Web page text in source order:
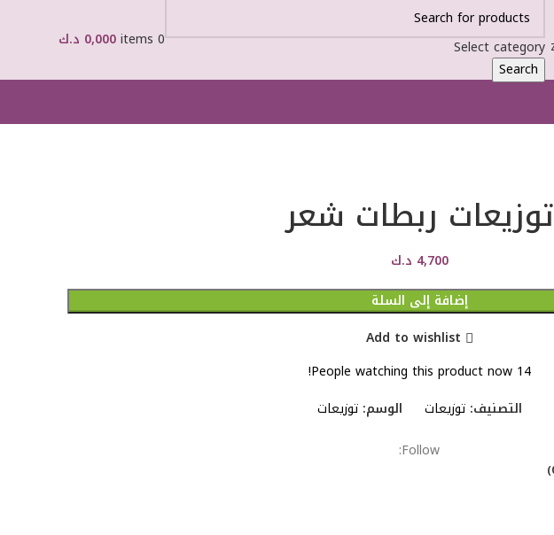
Select category
Search
0
items
0,000 د.ك
توزيعات ربطات شعر
4,700 د.ك
إضافة إلى السلة
Add to wishlist
14
People watching this product now!
التصنيف: توزيعات الوسم: توزيعات
Follow: